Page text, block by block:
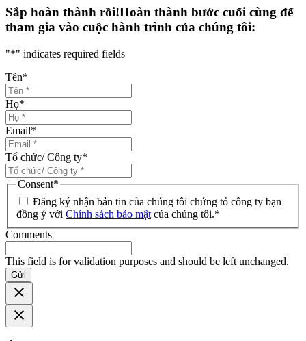
Sắp hoàn thành rồi!Hoàn thành bước cuối cùng để
tham gia vào cuộc hành trình của chúng tôi:
"*" indicates required fields
Tên*
Họ*
Email*
Tổ chức/ Công ty*
Consent*
Đăng ký nhận bản tin của chúng tôi chứng tỏ công ty bạn
đồng ý với Chính sách bảo mật của chúng tôi.*
Comments
This field is for validation purposes and should be left unchanged.
Gửi